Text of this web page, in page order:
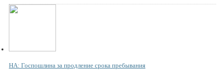
НА: Госпошлина за продление срока пребывания